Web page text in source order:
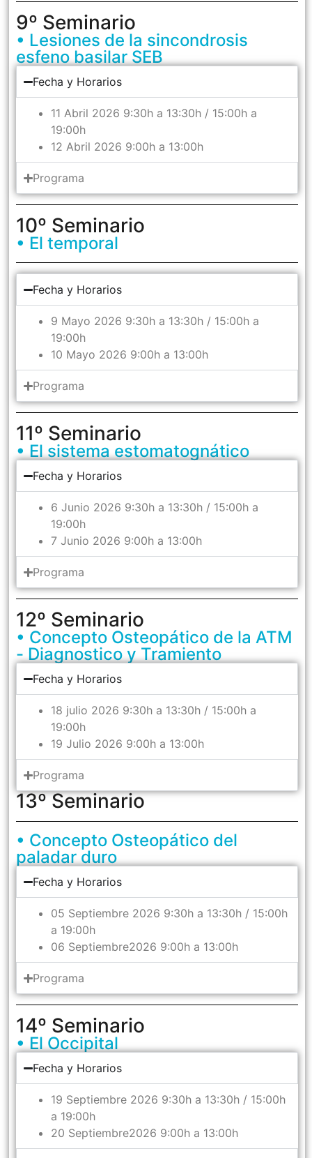
9º Seminario
• Lesiones de la sincondrosis
esfeno basilar SEB
Fecha y Horarios
11 Abril 2026 9:30h a 13:30h / 15:00h a
19:00h
12 Abril 2026 9:00h a 13:00h
Programa
10º Seminario
• El temporal
Fecha y Horarios
9 Mayo 2026 9:30h a 13:30h / 15:00h a
19:00h
10 Mayo 2026 9:00h a 13:00h
Programa
11º Seminario
• El sistema estomatognático
Fecha y Horarios
6 Junio 2026 9:30h a 13:30h / 15:00h a
19:00h
7 Junio 2026 9:00h a 13:00h
Programa
12º Seminario
• Concepto Osteopático de la ATM
- Diagnostico y Tramiento
Fecha y Horarios
18 julio 2026 9:30h a 13:30h / 15:00h a
19:00h
19 Julio 2026 9:00h a 13:00h
Programa
13º Seminario
• Concepto Osteopático del
paladar duro
Fecha y Horarios
05 Septiembre 2026 9:30h a 13:30h / 15:00h
a 19:00h
06 Septiembre2026 9:00h a 13:00h
Programa
14º Seminario
• El Occipital
Fecha y Horarios
19 Septiembre 2026 9:30h a 13:30h / 15:00h
a 19:00h
20 Septiembre2026 9:00h a 13:00h